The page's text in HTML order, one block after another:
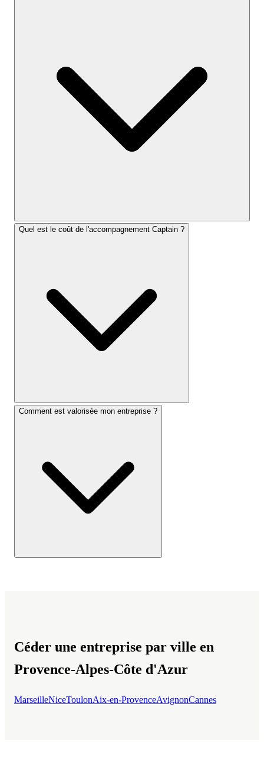
Quel est le coût de l'accompagnement Captain ?
Comment est valorisée mon entreprise ?
Céder une entreprise par ville en
Provence-Alpes-Côte d'Azur
MarseilleNiceToulonAix-en-ProvenceAvignonCannes